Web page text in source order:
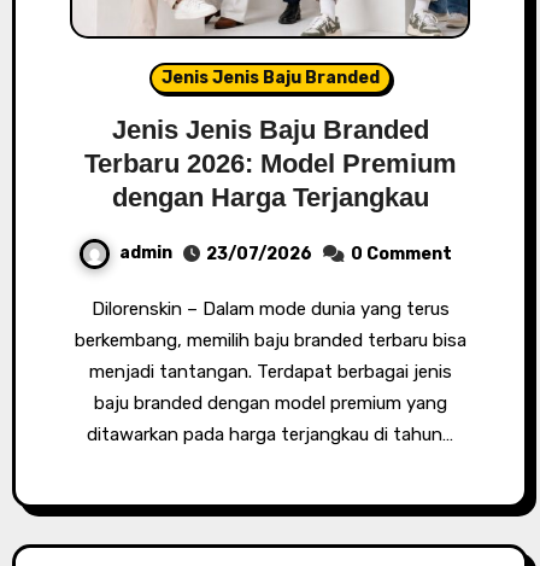
Jenis Jenis Baju Branded
Jenis Jenis Baju Branded
Terbaru 2026: Model Premium
dengan Harga Terjangkau
admin 23/07/2026 0 Comment
Dilorenskin – Dalam mode dunia yang terus
berkembang, memilih baju branded terbaru bisa
menjadi tantangan. Terdapat berbagai jenis
baju branded dengan model premium yang
ditawarkan pada harga terjangkau di tahun…